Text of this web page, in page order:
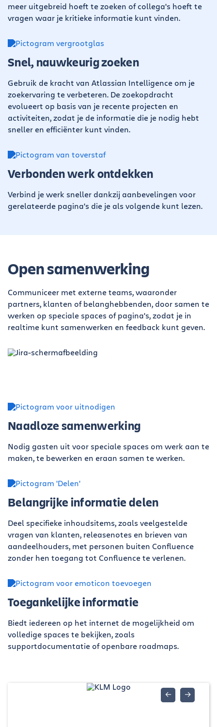
meer uitgebreid hoeft te zoeken of collega's hoeft te
vragen waar je kritieke informatie kunt vinden.
Snel, nauwkeurig zoeken
Gebruik de kracht van Atlassian Intelligence om je
zoekervaring te verbeteren. De zoekopdracht
evolueert op basis van je recente projecten en
activiteiten, zodat je de informatie die je nodig hebt
sneller en efficiënter kunt vinden.
Verbonden werk ontdekken
Verbind je werk sneller dankzij aanbevelingen voor
gerelateerde pagina's die je als volgende kunt lezen.
Open samenwerking
Communiceer met externe teams, waaronder
partners, klanten of belanghebbenden, door samen te
werken op speciale spaces of pagina's, zodat je in
realtime kunt samenwerken en feedback kunt geven.
Naadloze samenwerking
Nodig gasten uit voor speciale spaces om werk aan te
maken, te bewerken en eraan samen te werken.
Belangrijke informatie delen
Deel specifieke inhoudsitems, zoals veelgestelde
vragen van klanten, releasenotes en brieven van
aandeelhouders, met personen buiten Confluence
zonder hen toegang tot Confluence te verlenen.
Toegankelijke informatie
Biedt iedereen op het internet de mogelijkheid om
volledige spaces te bekijken, zoals
supportdocumentatie of openbare roadmaps.
← →